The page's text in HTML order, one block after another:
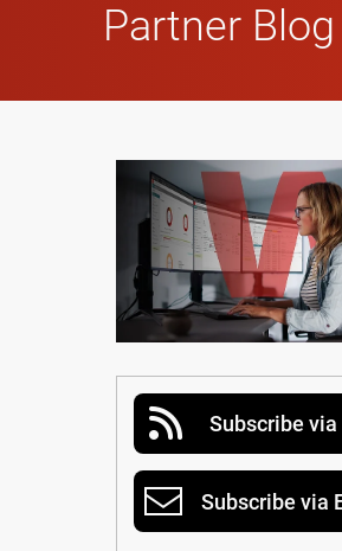
Partner Blog
Subscribe via
Subscribe via